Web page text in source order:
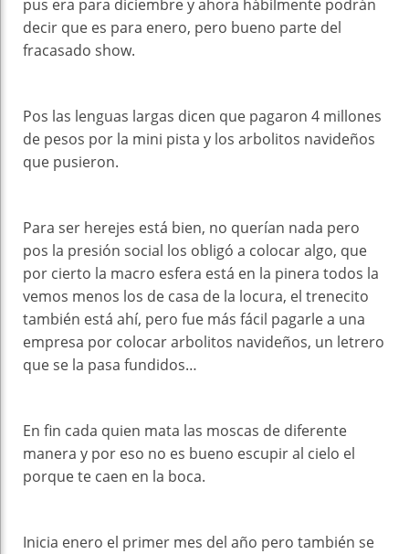
pus era para diciembre y ahora hábilmente podrán
decir que es para enero, pero bueno parte del
fracasado show.
Pos las lenguas largas dicen que pagaron 4 millones
de pesos por la mini pista y los arbolitos navideños
que pusieron.
Para ser herejes está bien, no querían nada pero
pos la presión social los obligó a colocar algo, que
por cierto la macro esfera está en la pinera todos la
vemos menos los de casa de la locura, el trenecito
también está ahí, pero fue más fácil pagarle a una
empresa por colocar arbolitos navideños, un letrero
que se la pasa fundidos…
En fin cada quien mata las moscas de diferente
manera y por eso no es bueno escupir al cielo el
porque te caen en la boca.
Inicia enero el primer mes del año pero también se